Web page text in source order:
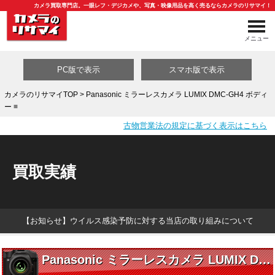
カメラ買取専門店。一眼レフ・デジカメや、写真・映像用品を高く売るならカメラのリサマイ！
メニュー
PC版で表示 スマホ版で表示
カメラのリサマイTOP> Panasonic ミラーレスカメラ LUMIX DMC-GH4 ボディ
ー ≡
古物営業法の規定に基づく表示はこちら
買取実績
【お知らせ】ウイルス感染予防に対する当店の取り組みについて
Panasonic ミラーレスカメラ LUMIX DMC-GH4 ボディー ≡